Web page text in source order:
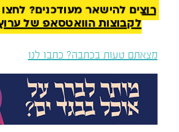
רוצים להישאר מעודכנים?
לקבוצות הוואטסאפ של ערוץ 2000
מצאתם טעות בכתבה? כתבו לנו